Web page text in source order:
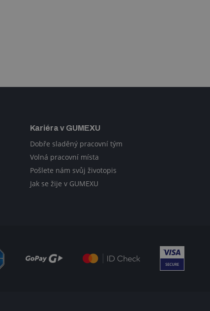
Kariéra v GUMEXU
Dobře sladěný pracovní tým
Volná pracovní místa
Pošlete nám svůj životopis
Jak se žije v GUMEXU